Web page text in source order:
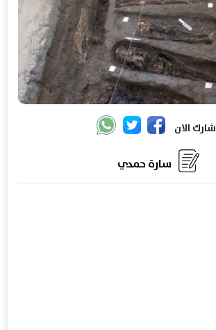
شارك الان
سارة حمدي